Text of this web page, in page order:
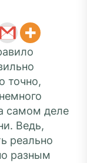
точно,
самом деле
Ведь,
реально
разным